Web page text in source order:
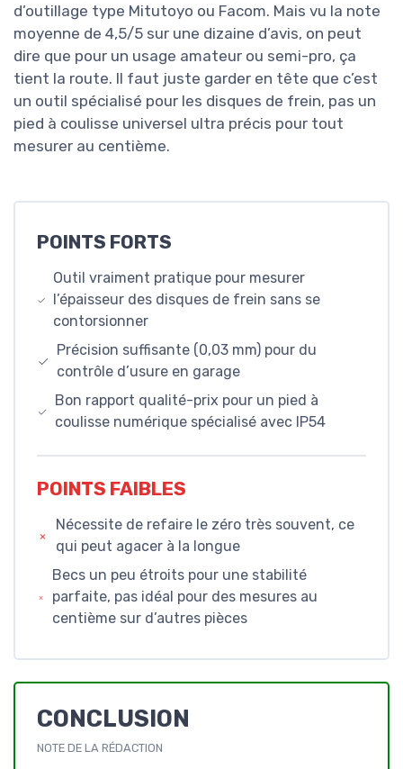
d’outillage type Mitutoyo ou Facom. Mais vu la note
moyenne de 4,5/5 sur une dizaine d’avis, on peut
dire que pour un usage amateur ou semi-pro, ça
tient la route. Il faut juste garder en tête que c’est
un outil spécialisé pour les disques de frein, pas un
pied à coulisse universel ultra précis pour tout
mesurer au centième.
POINTS FORTS
Outil vraiment pratique pour mesurer
l’épaisseur des disques de frein sans se
contorsionner
Précision suffisante (0,03 mm) pour du
contrôle d’usure en garage
Bon rapport qualité-prix pour un pied à
coulisse numérique spécialisé avec IP54
POINTS FAIBLES
Nécessite de refaire le zéro très souvent, ce
qui peut agacer à la longue
Becs un peu étroits pour une stabilité
parfaite, pas idéal pour des mesures au
centième sur d’autres pièces
CONCLUSION
NOTE DE LA RÉDACTION